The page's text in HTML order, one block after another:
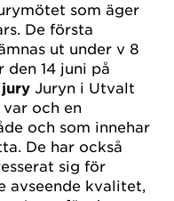
som äger
De första
ut under v 8
den 14 juni på
Juryn i Utvalt
och en
och som innehar
De har också
sig för
avseende kvalitet,